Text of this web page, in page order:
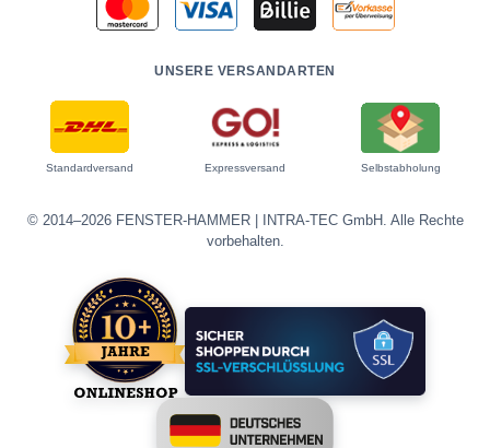
UNSERE VERSANDARTEN
Standardversand Expressversand Selbstabholung
© 2014–2026 FENSTER-HAMMER | INTRA-TEC GmbH. Alle Rechte
vorbehalten.